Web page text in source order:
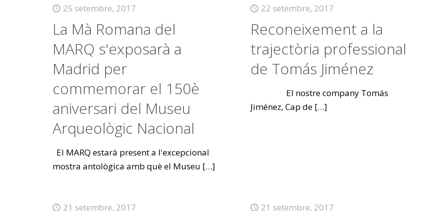
25 setembre, 2017
La Mà Romana del
MARQ s'exposarà a
Madrid per
commemorar el 150è
aniversari del Museu
Arqueològic Nacional
El MARQ estarà present a l'excepcional
mostra antològica amb què el Museu […]
22 setembre, 2017
Reconeixement a la
trajectòria professional
de Tomás Jiménez
El nostre company Tomás
Jiménez, Cap de[…]
21 setembre, 2017 21 setembre, 2017